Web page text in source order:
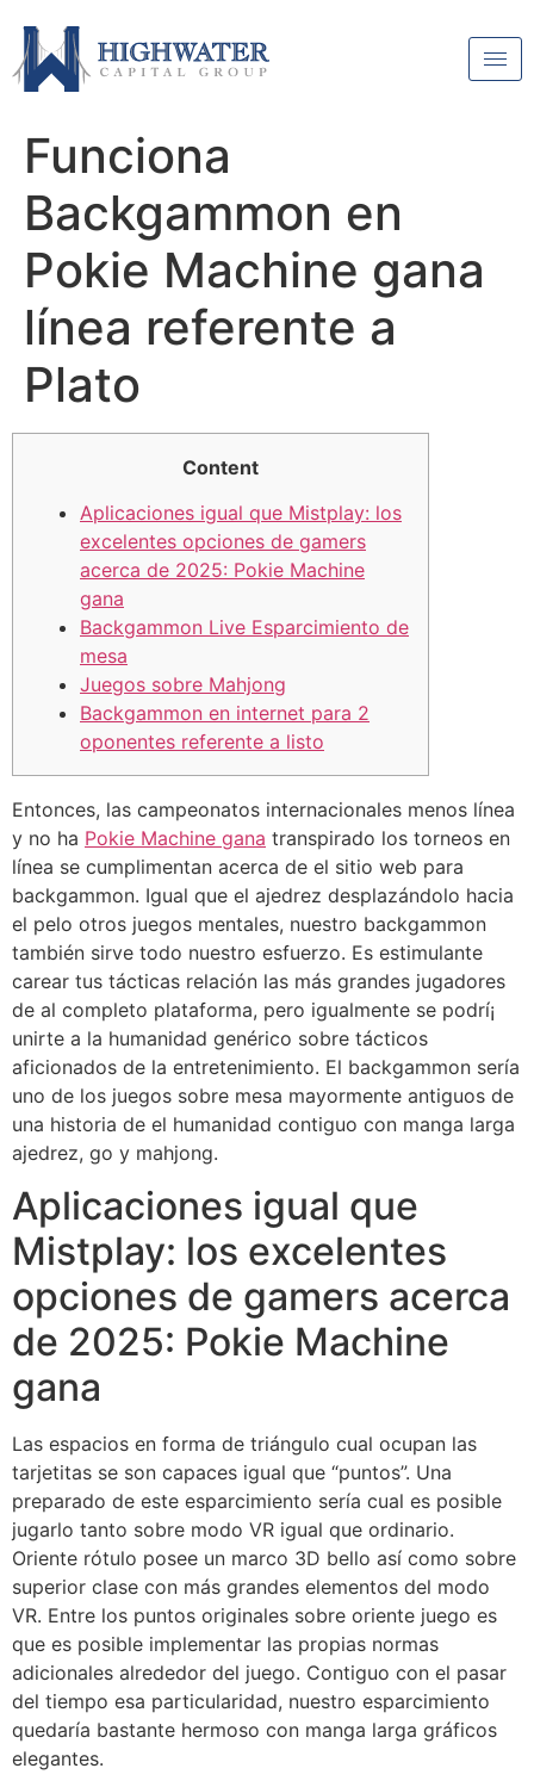
Funciona
Backgammon en
Pokie Machine gana
línea referente a
Plato
Content
Aplicaciones igual que Mistplay: los
excelentes opciones de gamers
acerca de 2025: Pokie Machine
gana
Backgammon Live Esparcimiento de
mesa
Juegos sobre Mahjong
Backgammon en internet para 2
oponentes referente a listo
Entonces, las campeonatos internacionales menos línea
y no ha Pokie Machine gana transpirado los torneos en
línea se cumplimentan acerca de el sitio web para
backgammon. Igual que el ajedrez desplazándolo hacia
el pelo otros juegos mentales, nuestro backgammon
también sirve todo nuestro esfuerzo. Es estimulante
carear tus tácticas relación las más grandes jugadores
de al completo plataforma, pero igualmente se podrí¡
unirte a la humanidad genérico sobre tácticos
aficionados de la entretenimiento. El backgammon serí­a
uno de los juegos sobre mesa mayormente antiguos de
una historia de el humanidad contiguo con manga larga
ajedrez, go y mahjong.
Aplicaciones igual que
Mistplay: los excelentes
opciones de gamers acerca
de 2025: Pokie Machine
gana
Las espacios en forma de triángulo cual ocupan las
tarjetitas se son capaces igual que “puntos”. Una
preparado de este esparcimiento serí­a cual es posible
jugarlo tanto sobre modo VR igual que ordinario.
Oriente rótulo posee un marco 3D bello así­ como sobre
superior clase con más grandes elementos del modo
VR. Entre los puntos originales sobre oriente juego es
que es posible implementar las propias normas
adicionales alrededor del juego. Contiguo con el pasar
del tiempo esa particularidad, nuestro esparcimiento
quedaría bastante hermoso con manga larga gráficos
elegantes.